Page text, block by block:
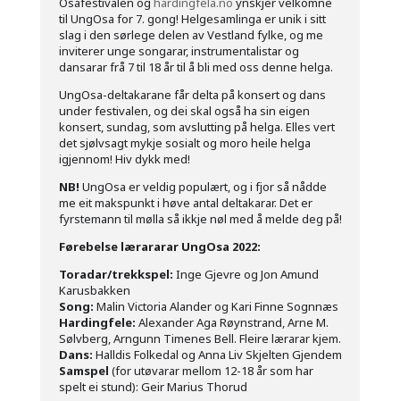
til UngOsa for 7. gong! Helgesamlinga er unik i sitt
slag i den sørlege delen av Vestland fylke, og me
inviterer unge songarar, instrumentalistar og
dansarar frå 7 til 18 år til å bli med oss denne helga.
UngOsa-deltakarane får delta på konsert og dans
under festivalen, og dei skal også ha sin eigen
konsert, sundag, som avslutting på helga. Elles vert
det sjølvsagt mykje sosialt og moro heile helga
igjennom! Hiv dykk med!
NB! UngOsa er veldig populært, og i fjor så nådde
me eit makspunkt i høve antal deltakarar. Det er
fyrstemann til mølla så ikkje nøl med å melde deg på!
Førebelse lærararar UngOsa 2022:
Toradar/trekkspel: Inge Gjevre og Jon Amund
Karusbakken
Song: Malin Victoria Alander og Kari Finne Sognnæs
Hardingfele: Alexander Aga Røynstrand, Arne M.
Sølvberg,Arngunn Timenes Bell. Fleire lærarar kjem.
Dans: Halldis Folkedal og Anna Liv Skjelten Gjendem
Samspel (for utøvarar mellom 12-18 år som har
spelt ei stund): Geir Marius Thorud